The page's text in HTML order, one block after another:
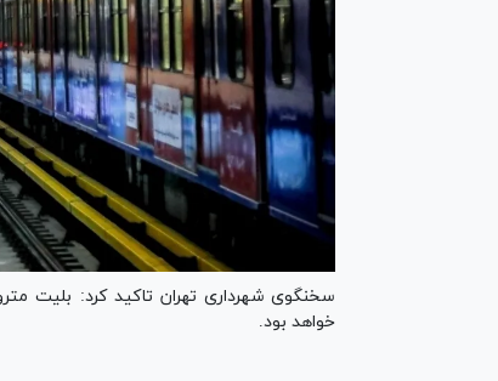
سخنگوی شهرداری تهران تاکید کرد: بلیت
خواهد بود.